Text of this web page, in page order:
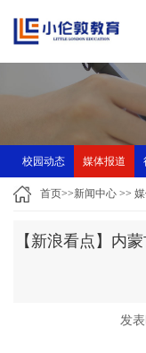
校园动态 媒体报道
首页>>新闻中心 >>
【新浪看点】内
发